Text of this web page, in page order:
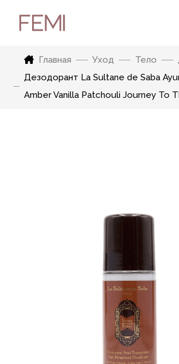
Главная Уход Тело
Дезодорант La Sultane de Saba
Amber Vanilla Patchouli Journey To